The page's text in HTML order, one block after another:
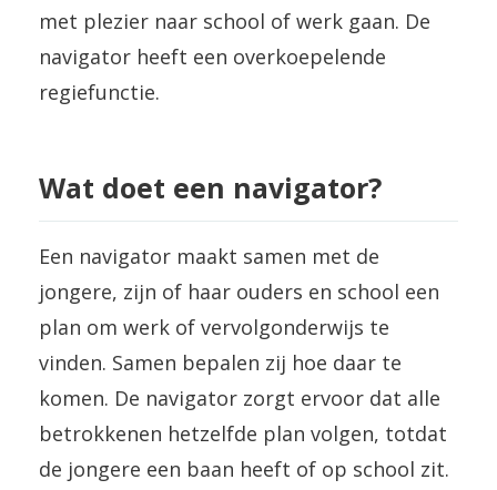
met plezier naar school of werk gaan. De
navigator heeft een overkoepelende
regiefunctie.
Wat doet een navigator?
Een navigator maakt samen met de
jongere, zijn of haar ouders en school een
plan om werk of vervolgonderwijs te
vinden. Samen bepalen zij hoe daar te
komen. De navigator zorgt ervoor dat alle
betrokkenen hetzelfde plan volgen, totdat
de jongere een baan heeft of op school zit.